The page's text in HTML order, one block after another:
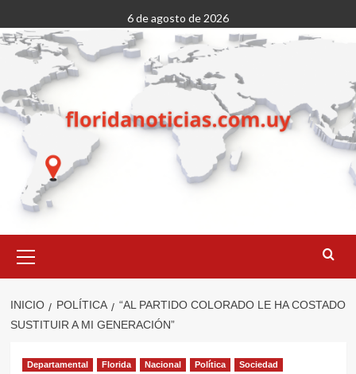
al
contenido
6 de agosto de 2026
primario
INICIO POLÍTICA
“AL PARTIDO COLORADO LE HA COSTADO
SUSTITUIR A MI GENERACIÓN”
Departamental Florida Nacional Política Sociedad